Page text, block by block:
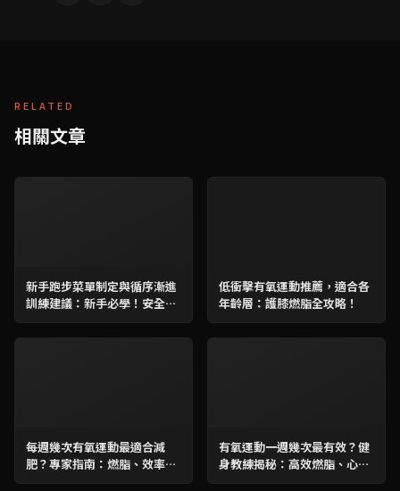
RELATED
相關文章
新手跑步菜單制定與循序漸進
訓練建議：新手必學！安全高
效的跑步入門指南
低衝擊有氧運動推薦，適合各
年齡層：護膝燃脂全攻略！
每週幾次有氧運動最適合減
肥？專家指南：燃脂、效率與
完整攻略！
有氧運動一週幾次最有效？健
身教練揭秘：高效燃脂、心肺
提升全攻略！